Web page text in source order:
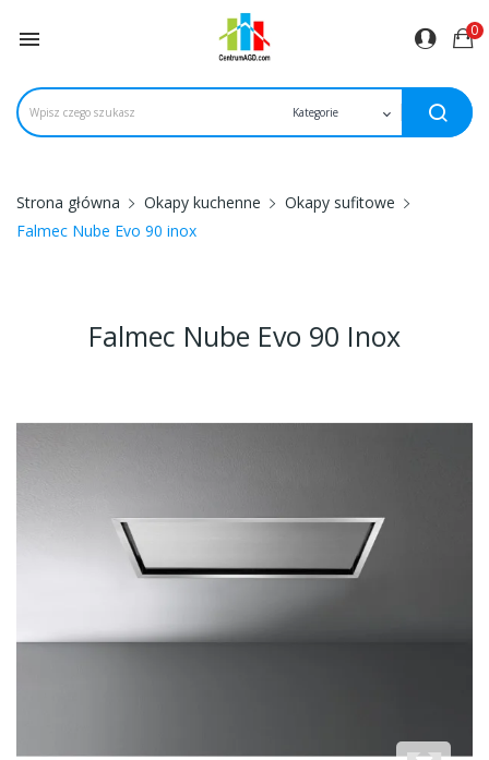
 0
Strona główna Okapy kuchenne
Okapy sufitowe
Falmec Nube Evo 90 inox
Falmec Nube Evo 90 Inox